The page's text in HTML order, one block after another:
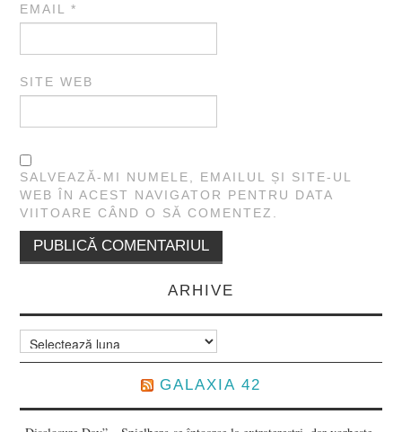
EMAIL*
SITE WEB
SALVEAZĂ-MI NUMELE, EMAILUL ȘI SITE-UL
WEB ÎN ACEST NAVIGATOR PENTRU DATA
VIITOARE CÂND O SĂ COMENTEZ.
ARHIVE
Arhive
GALAXIA 42